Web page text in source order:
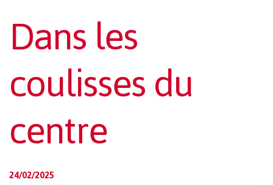
Dans les
coulisses du
centre
24/02/2025